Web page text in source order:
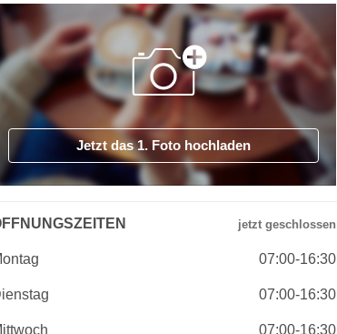
Jetzt das 1. Foto hochladen
07:00-16:30
07:00-16:30
07:00-16:30